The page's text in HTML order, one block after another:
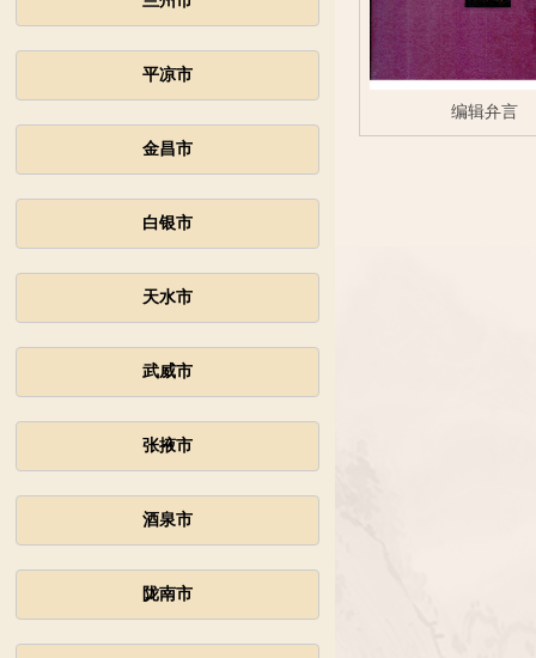
平凉市
金昌市
白银市
天水市
武威市
张掖市
酒泉市
陇南市
编辑弁言